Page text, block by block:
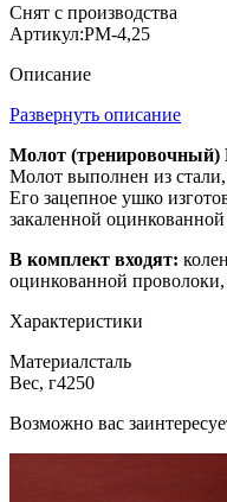
Снят с производства
Артикул:PM-4,25
Описание
Развернуть описание
Молот (тренировочный)
Молот выполнен из
Его зацепное ушко
закаленной оцинкованной
В комплект входят:
оцинкованной проволоки,
Характеристики
Материалсталь
Вес, г4250
Возможно вас